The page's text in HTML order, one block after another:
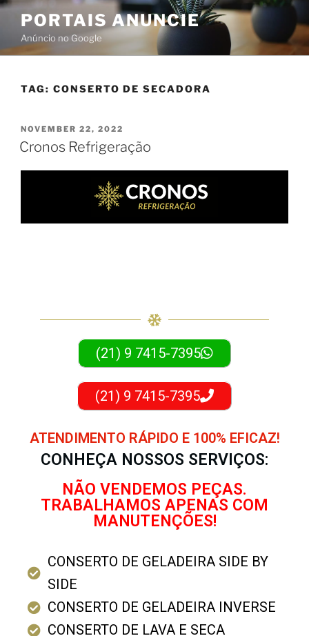
PORTAIS ANUNCIE
Anúncio no Google
TAG: CONSERTO DE SECADORA
NOVEMBER 22, 2022
Cronos Refrigeração
(21) 9 7415-7395
(21) 9 7415-7395
ATENDIMENTO RÁPIDO E 100% EFICAZ!
CONHEÇA NOSSOS SERVIÇOS:
NÃO VENDEMOS PEÇAS.
TRABALHAMOS APENAS COM
MANUTENÇÕES!
CONSERTO DE GELADEIRA SIDE BY
SIDE
CONSERTO DE GELADEIRA INVERSE
CONSERTO DE LAVA E SECA